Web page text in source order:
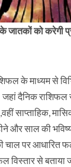
जातकों को करेगी
के माध्यम से
जहां दैनिक
साप्ताहिक,
और साल की
चाल पर आधारित
विस्तार से बताया